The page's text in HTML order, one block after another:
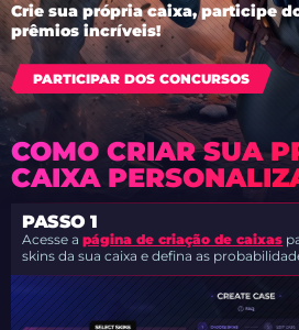
Crie sua própria caixa, participe
prêmios incríveis!
PARTICIPAR DOS CONCURSOS
COMO CRIAR SUA
CAIXA
PASSO 1
Acesse a página de criação de caixas
skins da sua caixa e defina as